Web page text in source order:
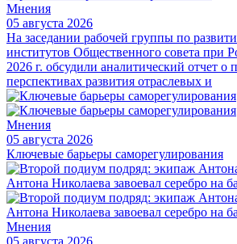
Мнения
05 августа 2026
На заседании рабочей группы по
институтов Общественного совета при
2026 г. обсудили аналитический отчет о
перспективах развития отраслевых и
Мнения
05 августа 2026
Ключевые барьеры саморегулирования
Мнения
05 августа 2026